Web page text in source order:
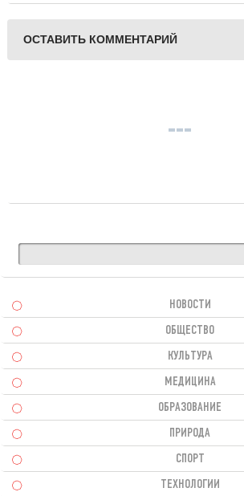
ОСТАВИТЬ КОММЕНТАРИЙ
НОВОСТИ
ОБЩЕСТВО
КУЛЬТУРА
МЕДИЦИНА
ОБРАЗОВАНИЕ
ПРИРОДА
СПОРТ
ТЕХНОЛОГИИ